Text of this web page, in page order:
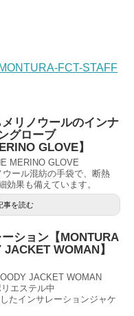
MONTURA-FCT-STAFF
リノウールのインナ
グローブ
GLOVE】
MERINO GLOVE
ウール混紡の手袋で、断熱
効果も備えています。
事を読む
ション【MONTURA
WOMAN】
JACKET WOMAN
エステル中
たインサレーションジャケ